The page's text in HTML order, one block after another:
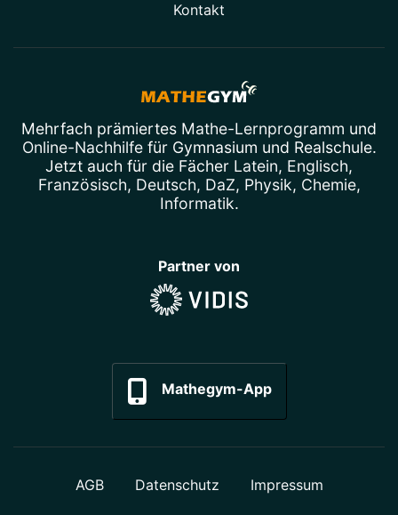
Kontakt
Mehrfach prämiertes Mathe-Lernprogramm und
Online-Nachhilfefür Gymnasium und Realschule.
Jetzt auch für die Fächer Latein, Englisch,
Französisch, Deutsch, DaZ, Physik, Chemie,
Informatik.
Partner von
Mathegym-App
AGB Datenschutz Impressum